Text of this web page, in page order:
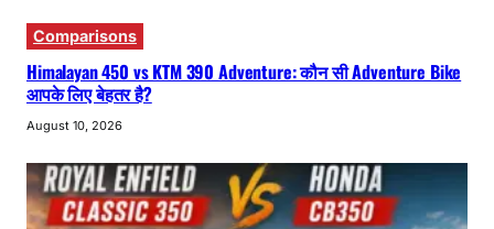
Comparisons
Himalayan 450 vs KTM 390 Adventure: कौन सी Adventure Bike
आपके लिए बेहतर है?
August 10, 2026